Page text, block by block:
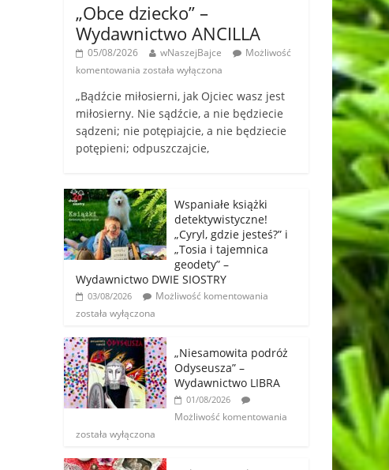
„Obce dziecko” –
Wydawnictwo ANCILLA
05/08/2026 wNaszejBajce
Możliwość
komentowania została wyłączona
„Bądźcie miłosierni, jak Ojciec wasz jest
miłosierny. Nie sądźcie, a nie będziecie
sądzeni; nie potępiajcie, a nie będziecie
potępieni; odpuszczajcie,
Wspaniałe książki
detektywistyczne!
„Cyryl, gdzie jesteś?” i
„Tosia i tajemnica
geodety” –
Wydawnictwo DWIE SIOSTRY
03/08/2026
Możliwość komentowania
została wyłączona
„Niesamowita podróż
Odyseusza” –
Wydawnictwo LIBRA
01/08/2026
Możliwość komentowania
została wyłączona